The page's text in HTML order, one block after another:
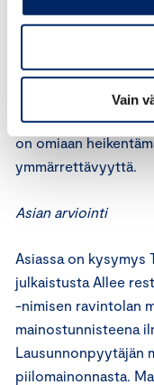
Vain
median sivuston tai
selkeästi, ja että
Tulee välttää
joka kokonsa tai
on omiaan
ymmärrettävyyttä.
Asian arviointi
Asiassa on kysymys
julkaistusta Allee
-nimisen ravintolan
mainostunnisteena
Lausunnonpyytäjän
piilomainonnasta.